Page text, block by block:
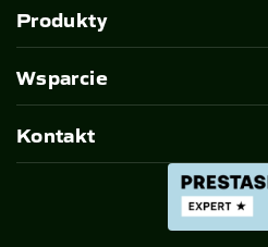
Produkty
Wsparcie
Kontakt